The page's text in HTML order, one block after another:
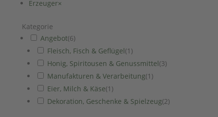
Erzeuger×
Kategorie
Angebot(6)
Fleisch, Fisch & Geflügel(1 )
Honig, Spiritousen & Genussmittel(3)
Manufakturen & Verarbeitung(1 )
Eier, Milch & Käse(1 )
Dekoration, Geschenke & Spielzeug(2)